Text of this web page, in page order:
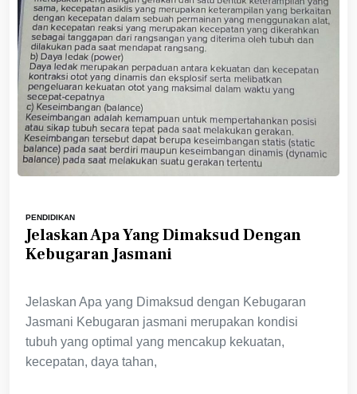
PENDIDIKAN
Jelaskan Apa Yang Dimaksud Dengan
Kebugaran Jasmani
Jelaskan Apa yang Dimaksud dengan Kebugaran
Jasmani Kebugaran jasmani merupakan kondisi
tubuh yang optimal yang mencakup kekuatan,
kecepatan, daya tahan,